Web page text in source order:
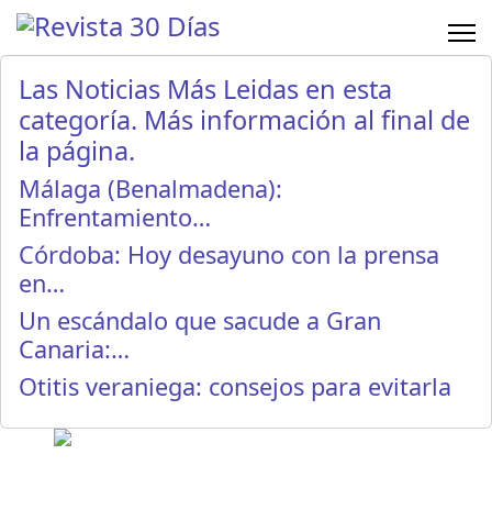
Las Noticias Más Leidas en esta
categoría. Más información al final de
la página.
Málaga (Benalmadena):
Enfrentamiento…
Córdoba: Hoy desayuno con la prensa
en…
Un escándalo que sacude a Gran
Canaria:…
Otitis veraniega: consejos para evitarla